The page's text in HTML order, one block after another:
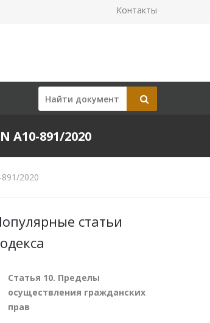
Контакты
А10-891/2020
2020
статьи
Статья 10. Пределы
осуществления гражданских
прав